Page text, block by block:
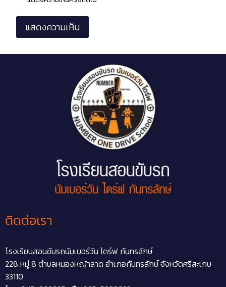
ติดต่อเรา
โรงเรียนสอนขับรถนัมเบอร์วัน ไดร์ฟ กันทรลักษ์
228 หมู่ 8 ตำบลหนองหญ้าลาด อำเภอกันทรลักษ์ จังหวัดศรีสะเกษ
33110